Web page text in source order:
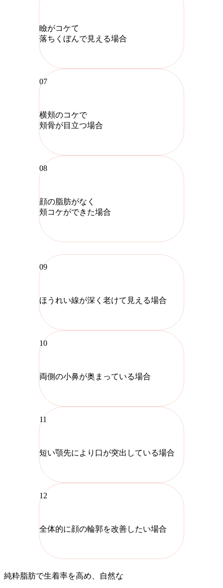
瞼がコケて
落ちくぼんで見える場合
07
横頬のコケで
頬骨が目立つ場合
08
顔の脂肪がなく
頬コケができた場合
09
ほうれい線が深く老けて見える場合
10
両側の小鼻が奥まっている場合
11
短い顎先により口が突出している場合
12
全体的に顔の輪郭を改善したい場合
純粋脂肪で生着率を高め、自然な